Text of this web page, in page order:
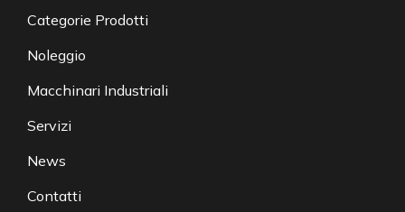
Categorie Prodotti
Noleggio
Macchinari Industriali
Servizi
News
Contatti